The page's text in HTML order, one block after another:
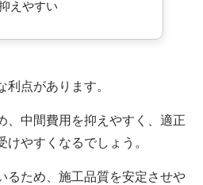
えやすい
利点があります。
、中間費用を抑えやすく、適正
やすくなるでしょう。
るため、施工品質を安定させや